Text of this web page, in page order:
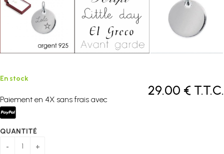
29.00 € T.T.C.
En stock
Paiement en 4X sans frais avec
QUANTITÉ